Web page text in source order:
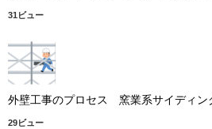
31ビュー
外壁工事のプロセス 窯業系サイディン
29ビュー